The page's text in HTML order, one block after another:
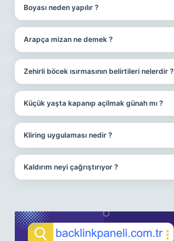
Boyası neden yapılır ?
Arapça mizan ne demek ?
Zehirli böcek ısırmasının belirtileri nelerdir ?
Küçük yaşta kapanıp açilmak günah mı ?
Kliring uygulaması nedir ?
Kaldırım neyi çağrıştırıyor ?